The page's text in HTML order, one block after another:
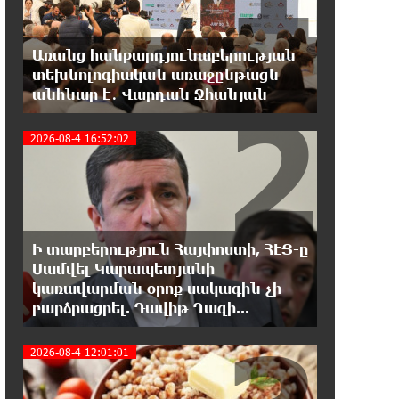
պարունակությունը գրեթե ամբողջ
շաբաթ գերազանցել է թույլատրելի սահմանը
18:40:08 8-08-2026
Իրանը պատրաստ է բացել
ընդունի հանրապետության պայմանները
18:21:30 8-08-2026
Երևանում անցկացվել է
հաշմանդամություն ունեցող
անձանց միջազգային մարզական փառատոն
18:02:58 8-08-2026
Դմիտրի Մեդվեդև. Արևմուտքի
նկատմամբ կրկնում է վրացական սցենարը
Առանց հանքարդյունաբերության
տեխնոլոգիական առաջընթացն
անհնար է․ Վարդան Ջհանյան
2026-08-4 16:52:02
Ի տարբերություն Հայփոստի, ՀԷՑ-ը
Սամվել Կարապետյանի
կառավարման օրոք սակագին չի
բարձրացրել. Դավիթ Ղազի...
2
2026-08-4 12:01:01